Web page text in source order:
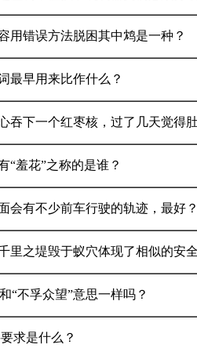
用错误方法脱困其中鸩是一种？
最早用来比作什么？
吞下一个红枣核，过了几天觉得
“羞花”之称的是谁？
会有不少前车行驶的轨迹，最好
里之堤毁于蚁穴体现了相似的安
“不孚众望”意思一样吗？
求是什么？